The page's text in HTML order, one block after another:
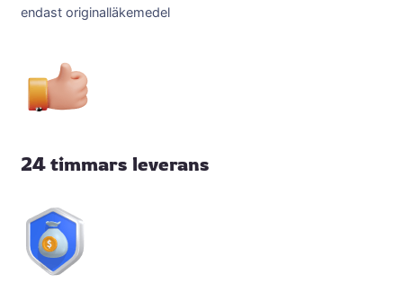
endast originalläkemedel
24 timmars leverans